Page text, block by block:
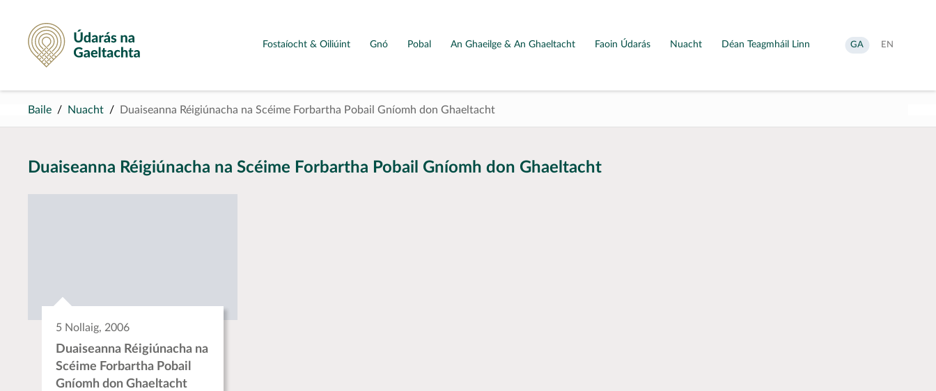
Údarás na Gaeltachta
Fostaíocht & Oiliúint Gnó Pobal An Ghaeilge & An Ghaeltacht Faoin Údarás Nuacht Déan Teagmháil Linn
Aistrigh
go
GA
Change
EN
Baile Nuacht Duaiseanna Réigiúnacha na Scéime Forbartha Pobail Gníomh don Ghaeltacht
Duaiseanna Réigiúnacha na Scéime Forbartha Pobail Gníomh don Ghaeltacht
5 Nollaig, 2006
Duaiseanna Réigiúnacha na
Scéime Forbartha Pobail
Gníomh don Ghaeltacht